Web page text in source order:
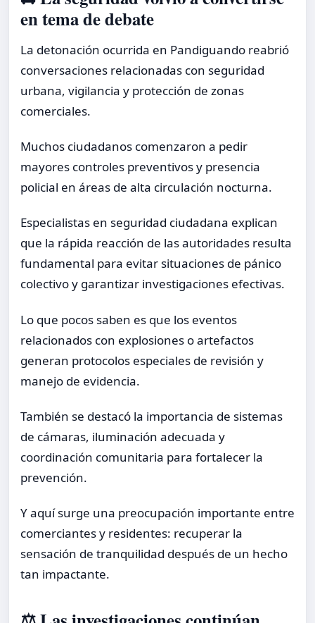
en tema de debate
La detonación ocurrida en Pandiguando reabrió
conversaciones relacionadas con seguridad
urbana, vigilancia y protección de zonas
comerciales.
Muchos ciudadanos comenzaron a pedir
mayores controles preventivos y presencia
policial en áreas de alta circulación nocturna.
Especialistas en seguridad ciudadana explican
que la rápida reacción de las autoridades resulta
fundamental para evitar situaciones de pánico
colectivo y garantizar investigaciones efectivas.
Lo que pocos saben es que los eventos
relacionados con explosiones o artefactos
generan protocolos especiales de revisión y
manejo de evidencia.
También se destacó la importancia de sistemas
de cámaras, iluminación adecuada y
coordinación comunitaria para fortalecer la
prevención.
Y aquí surge una preocupación importante entre
comerciantes y residentes: recuperar la
sensación de tranquilidad después de un hecho
tan impactante.